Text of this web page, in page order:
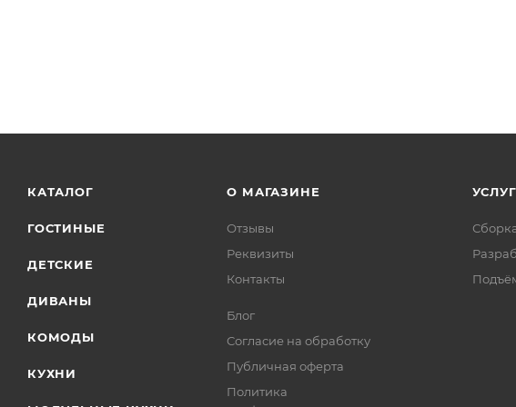
КАТАЛОГ
ГОСТИНЫЕ
ДЕТСКИЕ
ДИВАНЫ
КОМОДЫ
КУХНИ
О МАГАЗИНЕ
Отзывы
Реквизиты
Контакты
Блог
Согласие на обработку
Публичная оферта
Политика